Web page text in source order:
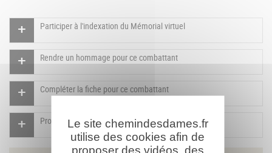
Participer à l'indexation du Mémorial virtuel
Rendre un hommage pour ce combattant
Compléter la fiche pour ce combattant
Proposer un document pour ce combattant
Le site chemindesdames.fr
utilise des cookies afin de
proposer des vidéos, des